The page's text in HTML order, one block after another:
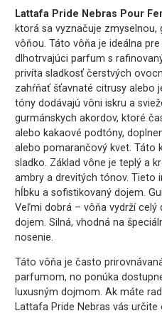
Lattafa Pride Nebras Pour
ktorá sa vyznačuje
vôňou. Táto vôňa je ideálna
dlhotrvajúci parfum s
privíta sladkosť čerstvých
zahŕňať šťavnaté citrusy alebo
tóny dodávajú vôni iskru a
gurmánskych akordov, ktoré
alebo kakaové podtóny,
alebo pomarančový kvet. Táto
sladko. Základ vône je teplý a
ambry a drevitých tónov. Tieto
hĺbku a sofistikovaný dojem.
Veľmi dobrá – vôňa vydrží celý
dojem. Silná, vhodná na
nosenie.
Táto vôňa je často
parfumom, no ponúka
luxusným dojmom. Ak máte
Lattafa Pride Nebras vás určite